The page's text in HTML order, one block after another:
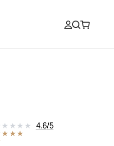
4.6/5